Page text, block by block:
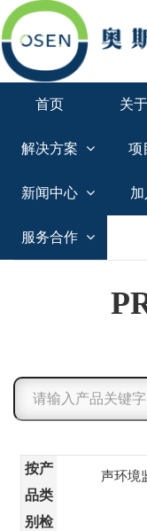
首页 关
解决方案 项
新闻中心
服务合作
按产
品类
别检
声环境